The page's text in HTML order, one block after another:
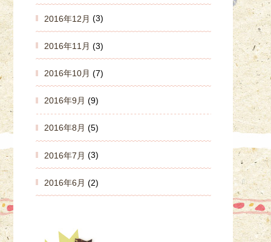
2016年12月 (3)
2016年11月 (3)
2016年10月 (7)
2016年9月 (9)
2016年8月 (5)
2016年7月 (3)
2016年6月 (2)